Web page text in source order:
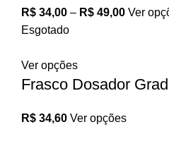
R$ 34,00 – R$ 49,00 Ver
Esgotado
Ver opções
Frasco Dosador
R$ 34,60 Ver opções